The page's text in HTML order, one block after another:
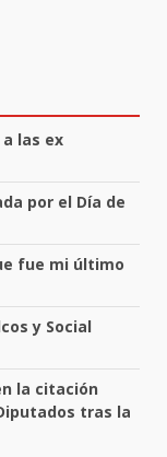
las ex
por el Día de
fue mi último
y Social
la citación
tras la